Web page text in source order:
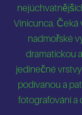
Vinicunca. Čeká
nadmořské
dramatickou
jedinečné
podívanou a
fotografování a